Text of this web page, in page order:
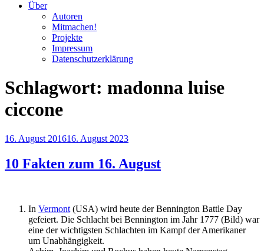
Über
Autoren
Mitmachen!
Projekte
Impressum
Datenschutzerklärung
Schlagwort: madonna luise
ciccone
Veröffentlicht
16. August 201616. August 2023
10 Fakten zum 16. August
In Vermont (USA) wird heute der Bennington Battle Day
gefeiert. Die Schlacht bei Bennington im Jahr 1777 (Bild) war
eine der wichtigsten Schlachten im Kampf der Amerikaner
um Unabhängigkeit.